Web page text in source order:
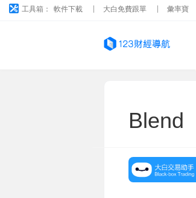
工具箱： 軟件下載 大白免費跟單 彙率寶
Blend